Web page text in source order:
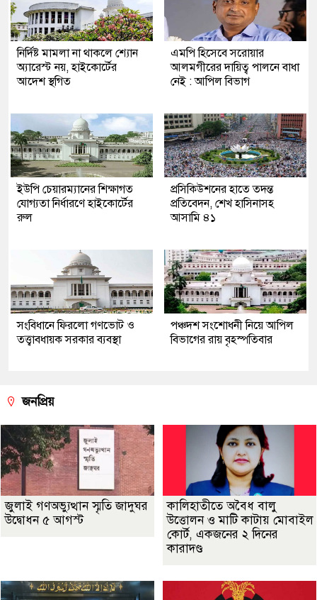
নির্দিষ্ট মামলা না থাকলে শ্যোন
অ্যারেস্ট নয়, হাইকোর্টের
আদেশ স্থগিত
এমপি​ হিসেবে সরোয়ার
আলমগীরের দায়িত্ব পালনে বাধা
নেই : আপিল বিভাগ
ইউপি চেয়ারম্যানের শিক্ষাগত
যোগ্যতা নির্ধারণে হাইকোর্টের
রুল
প্রসিকিউশনের হাতে তদন্ত
প্রতিবেদন, শেখ হাসিনাসহ
আসামি ৪১
সংবিধানে ফিরলো গণভোট ও
তত্ত্বাবধায়ক সরকার ব্যবস্থা
পঞ্চদশ সংশোধনী নিয়ে আপিল
বিভাগের রায় বৃহস্পতিবার
জনপ্রিয়
জুলাই গণঅভ্যুত্থান স্মৃতি জাদুঘর
উদ্বোধন ৫ আগস্ট
কালিহাতীতে অবৈধ বালু
উত্তোলন ও মাটি কাটায় মোবাইল
কোর্ট, একজনের ২ দিনের
কারাদণ্ড